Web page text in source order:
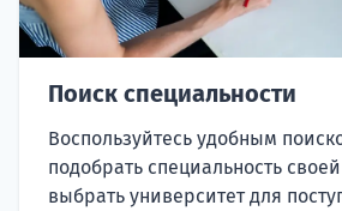
Поиск специальности
Воспользуйтесь удобным
подобрать специальность
выбрать университет для